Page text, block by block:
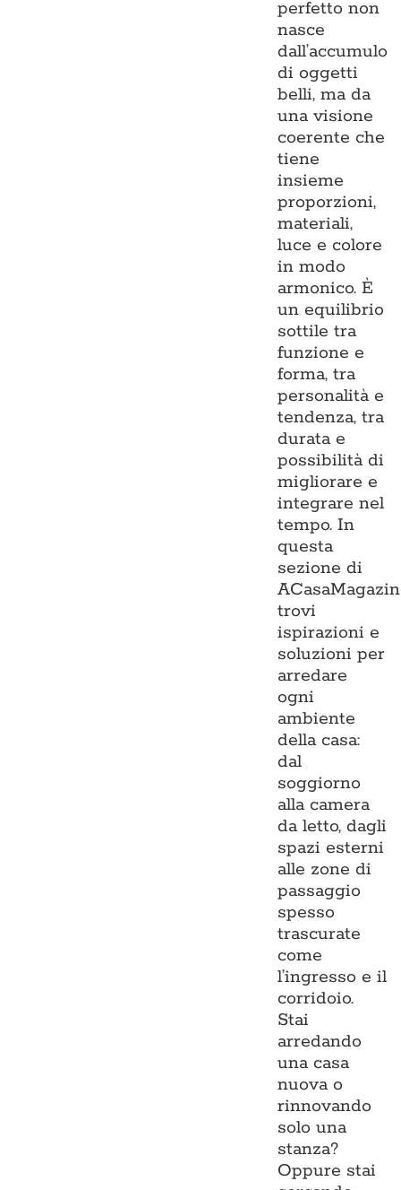
perfetto non
nasce
dall’accumulo
di oggetti
belli, ma da
una visione
coerente che
tiene
insieme
proporzioni,
materiali,
luce e colore
in modo
armonico. È
un equilibrio
sottile tra
funzione e
forma, tra
personalità e
tendenza, tra
durata e
possibilità di
migliorare e
integrare nel
tempo. In
questa
sezione di
trovi
ispirazioni e
soluzioni per
arredare
ogni
ambiente
della casa:
dal
soggiorno
alla camera
da letto, dagli
spazi esterni
alle zone di
passaggio
spesso
trascurate
come
l’ingresso e il
corridoio.
Stai
arredando
una casa
nuova o
rinnovando
solo una
stanza?
Oppure stai